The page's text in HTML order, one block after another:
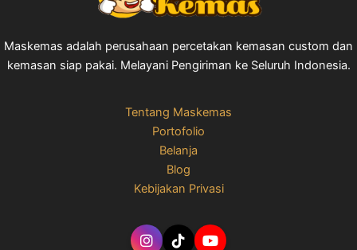
Maskemas adalah perusahaan percetakan kemasan custom dan
kemasan siap pakai. Melayani Pengiriman ke Seluruh Indonesia.
Tentang Maskemas
Portofolio
Belanja
Blog
Kebijakan Privasi